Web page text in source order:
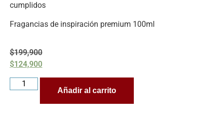
cumplidos
Fragancias de inspiración premium 100ml
$199,900
$124,900
Añadir al carrito